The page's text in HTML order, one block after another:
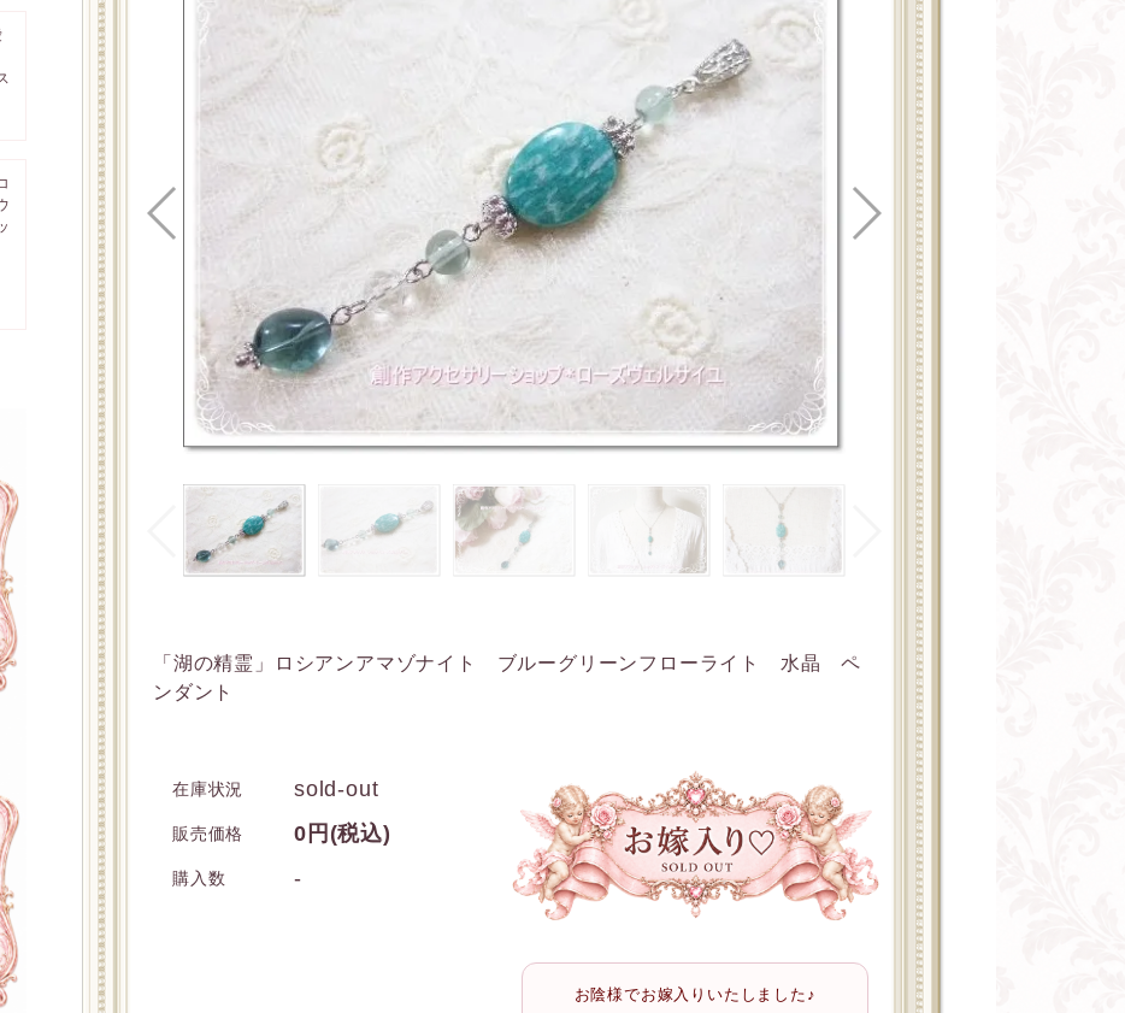
「湖の精霊」ロシアンアマゾナイト ブルーグリーンフローライト 水晶 ペ
ンダント
在庫状況 sold-out
販売価格 0円(税込)
購入数 -
お陰様でお嫁入りいたしました♪